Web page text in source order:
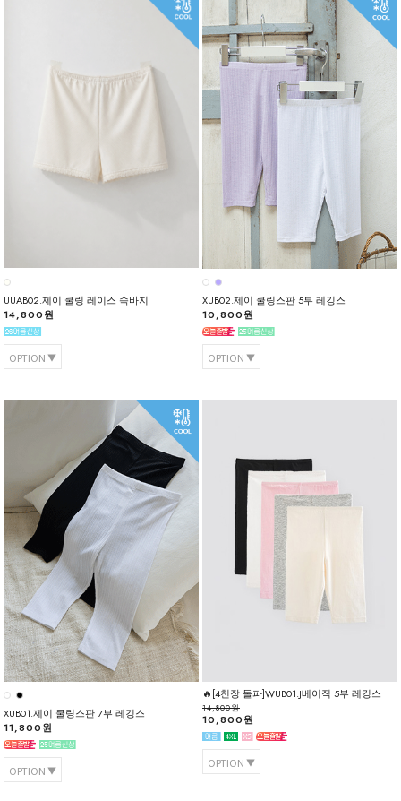
UUAB02.제이 쿨링 레이스 속바지
14,800원
OPTION
XUB02.제이 쿨링스판 5부 레깅스
10,800원
OPTION
XUB01.제이 쿨링스판 7부 레깅스
11,800원
OPTION
🔥[4천장 돌파]WUB01.J베이직 5부 레깅스
14,800원
10,800원
OPTION